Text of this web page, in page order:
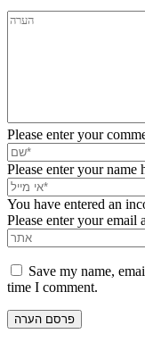
Please enter your
Please enter your name
You have entered an
Please enter your email
Save my name,
time I comment.